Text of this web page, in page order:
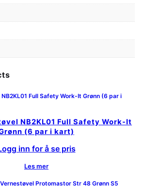
NB2KL01 Full Safety Work-It
(6 par i kart)
inn for å se pris
Les mer